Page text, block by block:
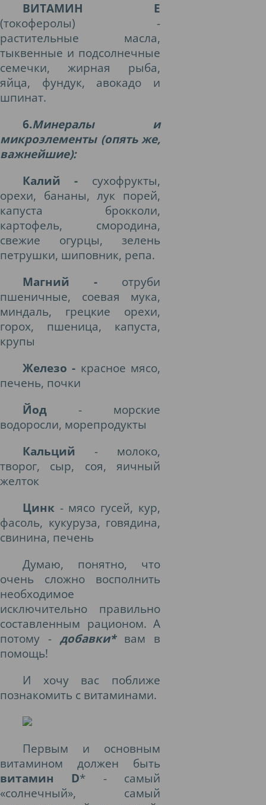
ВИТАМИН Е
(токоферолы) -
растительные масла,
тыквенные и подсолнечные
семечки, жирная рыба,
яйца, фундук, авокадо и
шпинат.
6.Минералы и
микроэлементы (опять же,
важнейшие):
Калий - сухофрукты,
орехи, бананы, лук порей,
капуста брокколи,
картофель, смородина,
свежие огурцы, зелень
петрушки, шиповник, репа.
Магний - отруби
пшеничные, соевая мука,
миндаль, грецкие орехи,
горох, пшеница, капуста,
крупы
Железо - красное мясо,
печень, почки
Йод- морские
водоросли, морепродукты
Кальций - молоко,
творог, сыр, соя, яичный
желток
Цинк- мясо гусей, кур,
фасоль, кукуруза, говядина,
свинина, печень
Думаю, понятно, что
очень сложно восполнить
необходимое
исключительно правильно
составленным рационом. А
потому - добавки*вам в
помощь!
И хочу вас поближе
познакомить с витаминами.
Первым и основным
витамином должен быть
витамин D* - самый
«солнечный», самый